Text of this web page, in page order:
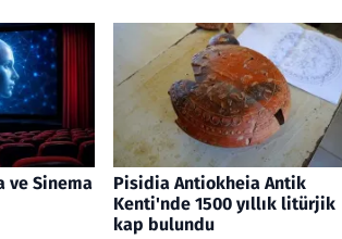
ve Sinema
Pisidia Antiokheia Antik
Kenti'nde 1500 yıllık litürjik
kap bulundu